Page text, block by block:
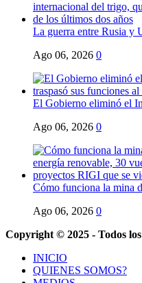
La guerra entre Rusia y
Ago 06, 2026 0
El Gobierno eliminó el
Ago 06, 2026 0
Cómo funciona la mina
Ago 06, 2026 0
Copyright © 2025 - Todos
INICIO
QUIENES SOMOS?